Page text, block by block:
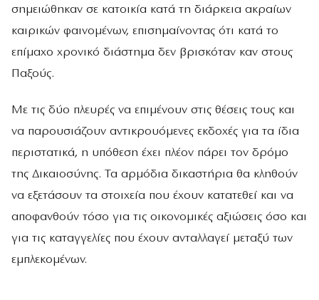
σημειώθηκαν σε κατοικία κατά τη διάρκεια ακραίων
καιρικών φαινομένων, επισημαίνοντας ότι κατά το
επίμαχο χρονικό διάστημα δεν βρισκόταν καν στους
Παξούς.
Με τις δύο πλευρές να επιμένουν στις θέσεις τους και
να παρουσιάζουν αντικρουόμενες εκδοχές για τα ίδια
περιστατικά, η υπόθεση έχει πλέον πάρει τον δρόμο
της Δικαιοσύνης. Τα αρμόδια δικαστήρια θα κληθούν
να εξετάσουν τα στοιχεία που έχουν κατατεθεί και να
αποφανθούν τόσο για τις οικονομικές αξιώσεις όσο και
για τις καταγγελίες που έχουν ανταλλαγεί μεταξύ των
εμπλεκομένων.